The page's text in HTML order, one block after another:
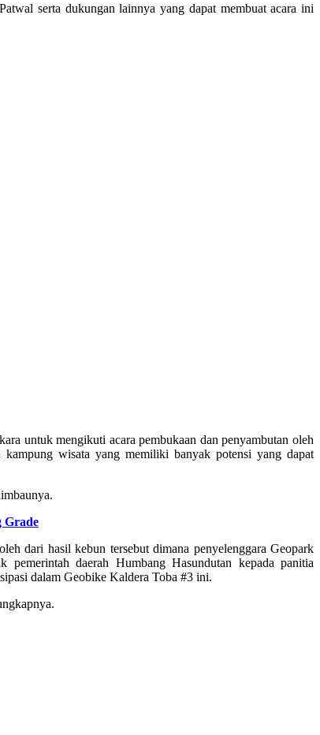
serta dukungan lainnya yang dapat membuat acara ini
untuk mengikuti acara pembukaan dan penyambutan oleh
kampung wisata yang memiliki banyak potensi yang dapat
Grade
dari hasil kebun tersebut dimana penyelenggara Geopark
daerah Humbang Hasundutan kepada panitia
dalam Geobike Kaldera Toba #3 ini.